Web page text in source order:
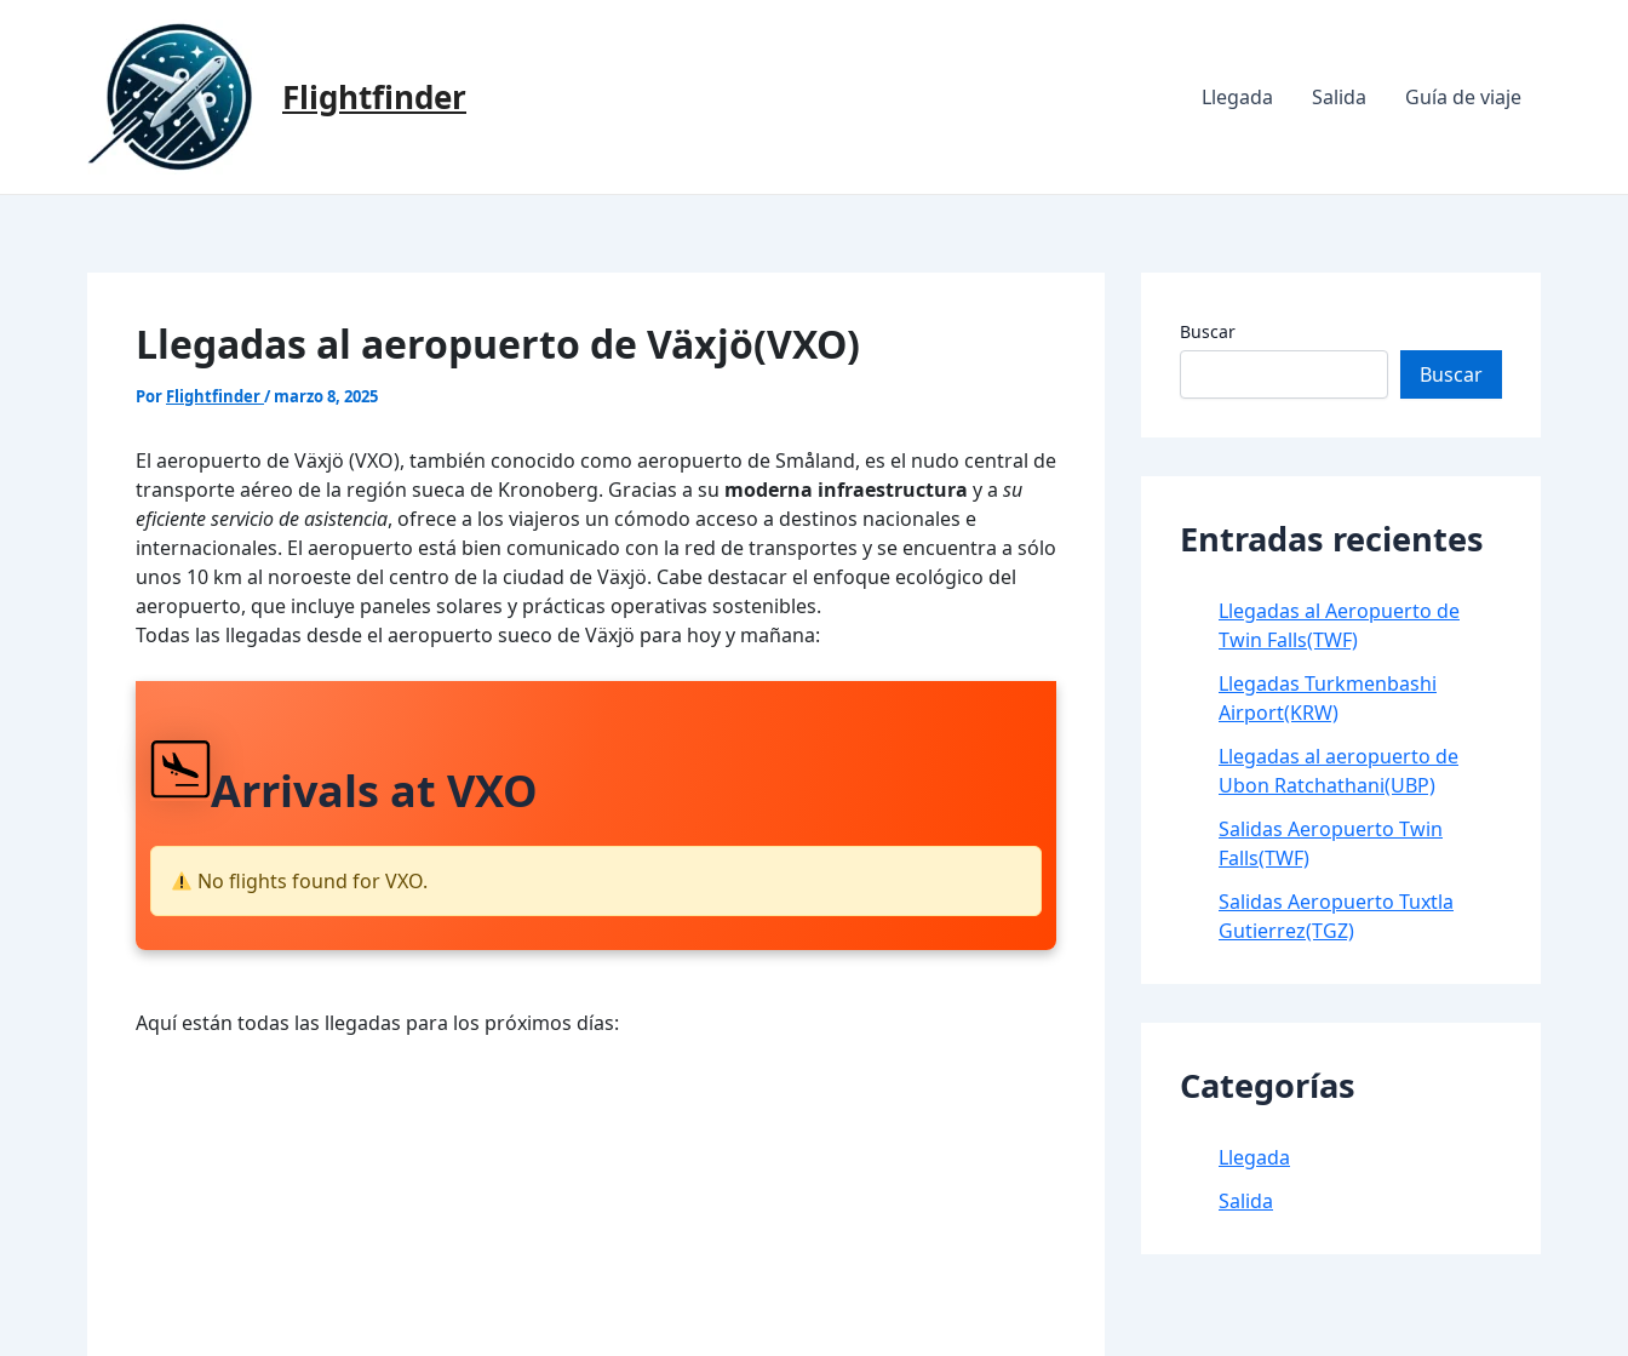
Flightfinder Llegada Salida Guía de viaje
Llegadas al aeropuerto de Växjö(VXO)
Por Flightfinder/marzo 8, 2025
El aeropuerto de Växjö (VXO), también conocido como aeropuerto de Småland, es el nudo central de
transporte aéreo de la región sueca de Kronoberg. Gracias a su moderna infraestructura y a su
eficiente servicio de asistencia, ofrece a los viajeros un cómodo acceso a destinos nacionales e
internacionales. El aeropuerto está bien comunicado con la red de transportes y se encuentra a sólo
unos 10 km al noroeste del centro de la ciudad de Växjö. Cabe destacar el enfoque ecológico del
aeropuerto, que incluye paneles solares y prácticas operativas sostenibles.
Todas las llegadas desde el aeropuerto sueco de Växjö para hoy y mañana:
Arrivals at VXO
No flights found for VXO.
Aquí están todas las llegadas para los próximos días:
Buscar
Buscar
Entradas recientes
Llegadas al Aeropuerto de
Twin Falls(TWF)
Llegadas Turkmenbashi
Airport(KRW)
Llegadas al aeropuerto de
Ubon Ratchathani(UBP)
Salidas Aeropuerto Twin
Falls(TWF)
Salidas Aeropuerto Tuxtla
Gutierrez(TGZ)
Categorías
Llegada
Salida